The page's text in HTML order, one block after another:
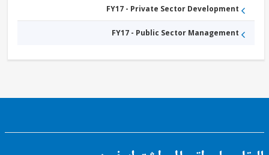
FY17 - Private Sector Development
FY17 - Public Sector Management